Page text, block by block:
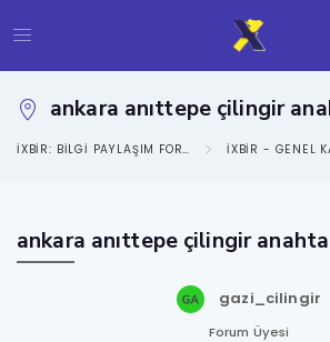
ankara anıttepe çilingir
IXBIR: BILGI PAYLAŞIM FORUMU IXBIR - GENEL
ankara anıttepe çilingir
gazi_cilingir
Forum Üyesi